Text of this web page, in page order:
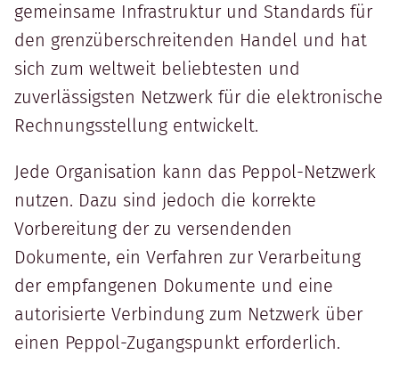
gemeinsame Infrastruktur und Standards für
den grenzüberschreitenden Handel und hat
sich zum weltweit beliebtesten und
zuverlässigsten Netzwerk für die elektronische
Rechnungsstellung entwickelt.
Jede Organisation kann das Peppol-Netzwerk
nutzen. Dazu sind jedoch die korrekte
Vorbereitung der zu versendenden
Dokumente, ein Verfahren zur Verarbeitung
der empfangenen Dokumente und eine
autorisierte Verbindung zum Netzwerk über
einen Peppol-Zugangspunkt erforderlich.